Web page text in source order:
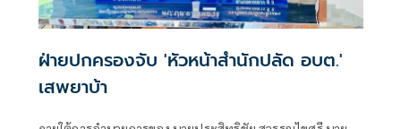
ฝ่ายปกครองจับ 'หัวหน้าสำนักปลัด อบต.'
เสพยาบ้า